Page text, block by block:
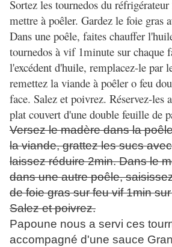
Sortez les tournedos du
mettre à poêler. Gardez le foie gras
Dans une poêle, faites chauffer
tournedos à vif 1minute sur chaque
l'excédent d'huile, remplacez-le par
remettez la viande à poêler o feu
face. Salez et poivrez. Réservez-les
plat couvert d'une double feuille de
Versez le madère dans la
la viande, grattez les sucs
laissez réduire 2min. Dans le
dans une autre poêle,
de foie gras sur feu vif 1min
Salez et poivrez.
Papoune nous a servi ces
accompagné d'une sauce